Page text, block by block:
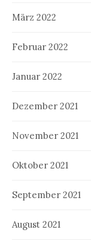
März 2022
Februar 2022
Januar 2022
Dezember 2021
November 2021
Oktober 2021
September 2021
August 2021